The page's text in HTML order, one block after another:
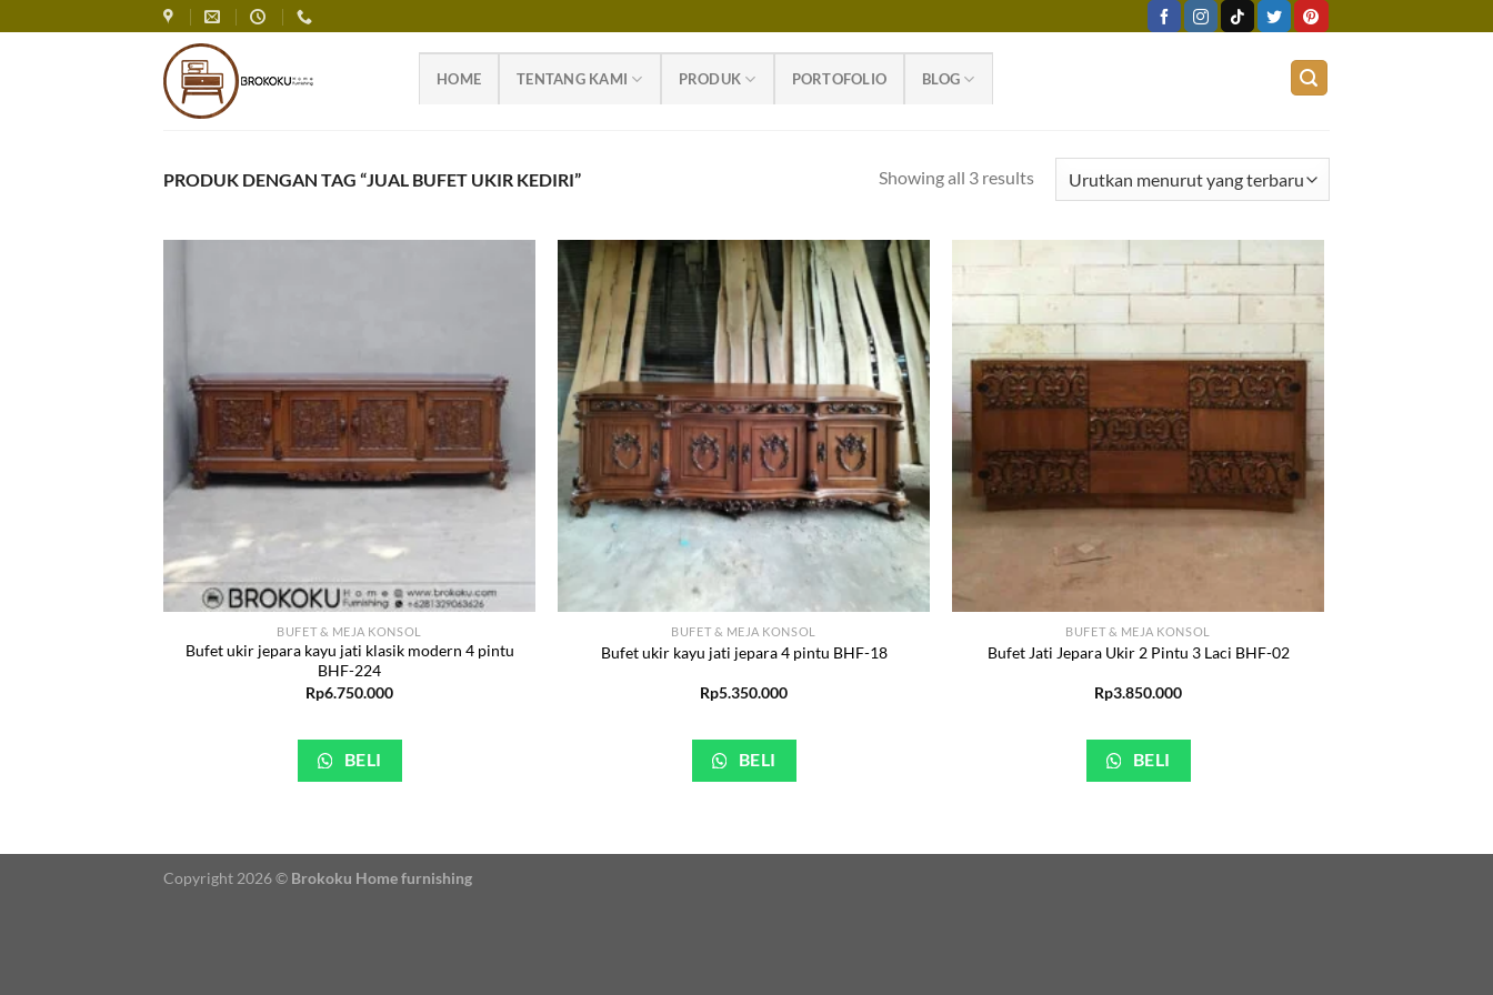
HOME TENTANG KAMI PRODUK PORTOFOLIO BLOG
PRODUK DENGAN TAG “JUAL BUFET UKIR KEDIRI” Showing all 3 results
BUFET & MEJA KONSOL
Bufet ukir jepara kayu jati klasik modern 4 pintu
BHF-224
Rp6.750.000
BELI
BUFET & MEJA KONSOL
Bufet ukir kayu jati jepara 4 pintu BHF-18
Rp5.350.000
BELI
BUFET & MEJA KONSOL
Bufet Jati Jepara Ukir 2 Pintu 3 Laci BHF-02
Rp3.850.000
BELI
Copyright 2026 © Brokoku Home furnishing